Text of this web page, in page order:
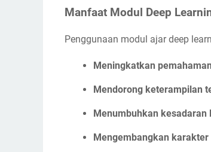
Manfaat Modul Deep
Penggunaan modul ajar deep
Meningkatkan
Mendorong keterampilan
Menumbuhkan kesadaran
Mengembangkan